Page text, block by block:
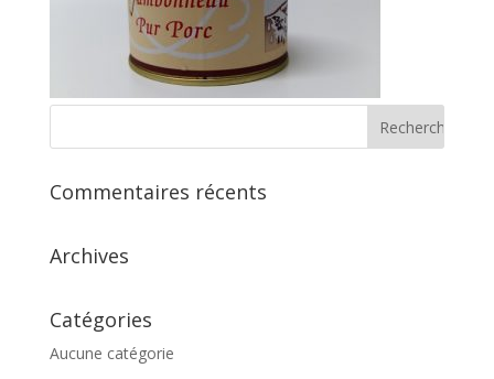
Commentaires récents
Archives
Catégories
Aucune catégorie